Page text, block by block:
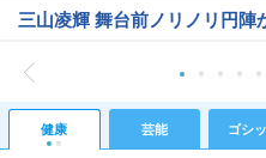
三山凌輝 舞台前ノリノリ円陣
健康 芸能 ゴシ